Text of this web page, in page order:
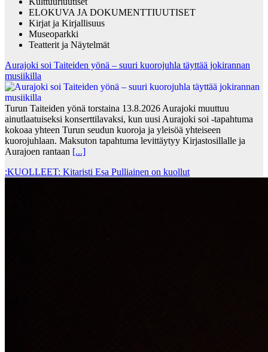
ELOKUVA JA DOKUMENTTIUUTISET
Kirjat ja Kirjallisuus
Museoparkki
Teatterit ja Näytelmät
Aurajoki soi Taiteiden yönä – suuri kuorojuhla täyttää jokirannan
musiikilla
Turun Taiteiden yönä torstaina 13.8.2026 Aurajoki muuttuu
ainutlaatuiseksi konserttilavaksi, kun uusi Aurajoki soi -tapahtuma
kokoaa yhteen Turun seudun kuoroja ja yleisöä yhteiseen
kuorojuhlaan. Maksuton tapahtuma levittäytyy Kirjastosillalle ja
Aurajoen rantaan [...]
:KUOLLEET: Kitaristi Esa Pulliainen on kuollut